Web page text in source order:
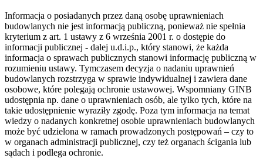
Informacja o posiadanych przez daną osobę uprawnieniach
budowlanych nie jest informacją publiczną, ponieważ nie spełnia
kryterium z art. 1 ustawy z 6 września 2001 r. o dostępie do
informacji publicznej - dalej u.d.i.p., który stanowi, że każda
informacja o sprawach publicznych stanowi informację publiczną w
rozumieniu ustawy. Tymczasem decyzja o nadaniu uprawnień
budowlanych rozstrzyga w sprawie indywidualnej i zawiera dane
osobowe, które polegają ochronie ustawowej. Wspomniany GINB
udostępnia np. dane o uprawnieniach osób, ale tylko tych, które na
takie udostępnienie wyraziły zgodę. Poza tym informacja na temat
wiedzy o nadanych konkretnej osobie uprawnieniach budowlanych
może być udzielona w ramach prowadzonych postępowań – czy to
w organach administracji publicznej, czy też organach ścigania lub
sądach i podlega ochronie.